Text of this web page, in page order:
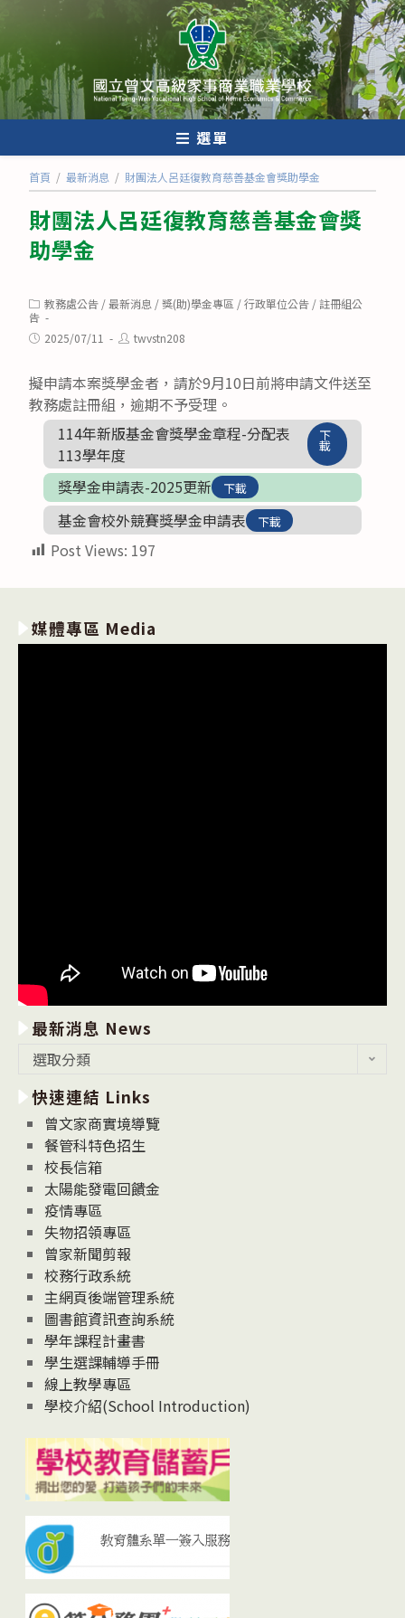
轉
至
主
要
內
選單
首頁 / 最新消息 / 財團法人呂廷復教育慈善基金會獎助學金
財團法人呂廷復教育慈善基金會獎
助學金
Post
category:
教務處公告 /最新消息 /獎(助)學金專區 /行政單位公告 /註冊組公
告
Post2025/07/11
Posttwvstn208
擬申請本案獎學金者，請於9月10日前將申請文件送至
教務處註冊組，逾期不予受理。
114年新版基金會獎學金章程-分配表
113學年度
下
載
獎學金申請表-2025更新 下載
基金會校外競賽獎學金申請表 下載
Post Views: 197
媒體專區 Media
最新消息 News
消
息
News
選取分類
快速連結 Links
曾文家商實境導覽
餐管科特色招生
校長信箱
太陽能發電回饋金
疫情專區
失物招領專區
曾家新聞剪報
校務行政系統
主網頁後端管理系統
圖書館資訊查詢系統
學年課程計畫書
學生選課輔導手冊
線上教學專區
學校介紹(School Introduction)